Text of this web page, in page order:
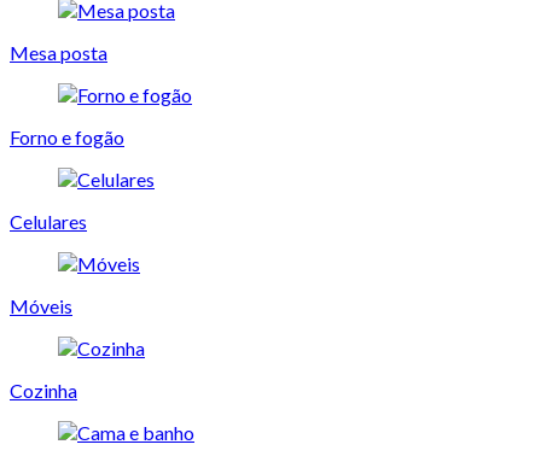
Mesa posta
Forno e fogão
Celulares
Móveis
Cozinha